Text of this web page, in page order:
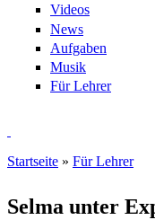
Videos
News
Aufgaben
Musik
Für Lehrer
Startseite » Für Lehrer
Selma unter